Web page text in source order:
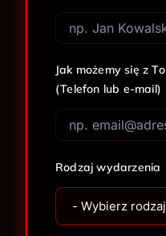
Jak możemy się z
(Telefon lub e-mail)
Rodzaj wydarzenia